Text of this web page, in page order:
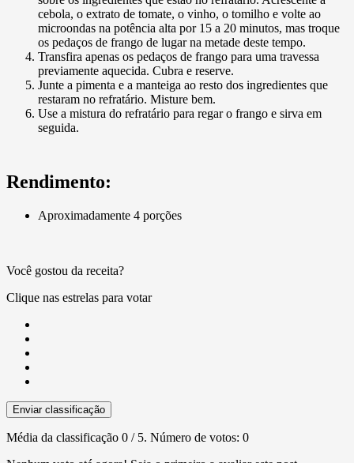
cebola, o extrato de tomate, o vinho, o tomilho e volte ao
microondas na potência alta por 15 a 20 minutos, mas troque
os pedaços de frango de lugar na metade deste tempo.
Transfira apenas os pedaços de frango para uma travessa
previamente aquecida. Cubra e reserve.
Junte a pimenta e a manteiga ao resto dos ingredientes que
restaram no refratário. Misture bem.
Use a mistura do refratário para regar o frango e sirva em
seguida.
Rendimento:
Aproximadamente 4 porções
Você gostou da receita?
Clique nas estrelas para votar
Enviar classificação
Média da classificação 0 / 5. Número de votos: 0